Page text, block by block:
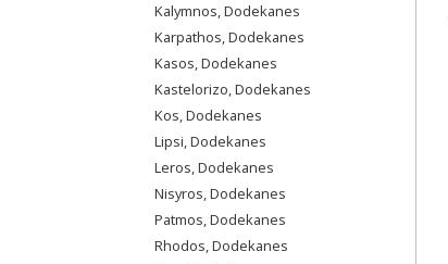
Kalymnos, Dodekanes
Karpathos, Dodekanes
Κasos, Dodekanes
Kastelorizo, Dodekanes
Kos, Dodekanes
Lipsi, Dodekanes
Leros, Dodekanes
Nisyros, Dodekanes
Patmos, Dodekanes
Rhodos, Dodekanes